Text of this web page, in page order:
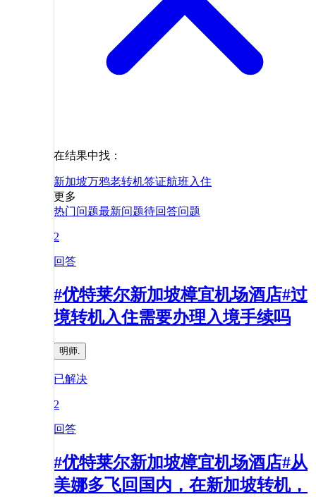
在结果中找：
新加坡万鸦老转机签证航班 入住
更多
热门问题最新问题待回答问题
2
回答
#优特莱尔新加坡樟宜机场酒店#过
境转机入住需要办理入境手续吗
明师.
已解决
2
回答
#优特莱尔新加坡樟宜机场酒店#从
美娜多飞回国内，在新加坡转机，